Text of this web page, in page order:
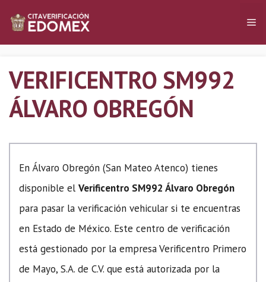
VERIFICENTRO SM992
ÁLVARO OBREGÓN
En Álvaro Obregón (San Mateo Atenco) tienes
disponible el Verificentro SM992 Álvaro Obregón
para pasar la verificación vehicular si te encuentras
en Estado de México. Este centro de verificación
está gestionado por la empresa Verificentro Primero
de Mayo, S.A. de C.V. que está autorizada por la